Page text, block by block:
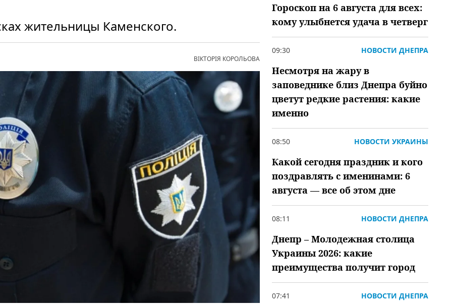
жительницы Каменского.
ВІКТОРІЯ КОРОЛЬОВА
Гороскоп на 6 августа для всех:
кому улыбнется удача в четверг
09:30 НОВОСТИ ДНЕПРА
Несмотря на жару в
заповеднике близ Днепра буйно
цветут редкие растения: какие
именно
08:50 НОВОСТИ УКРАИНЫ
Какой сегодня праздник и кого
поздравлять с именинами: 6
августа — все об этом дне
08:11 НОВОСТИ ДНЕПРА
Днепр – Молодежная столица
Украины 2026: какие
преимущества получит город
07:41 НОВОСТИ ДНЕПРА